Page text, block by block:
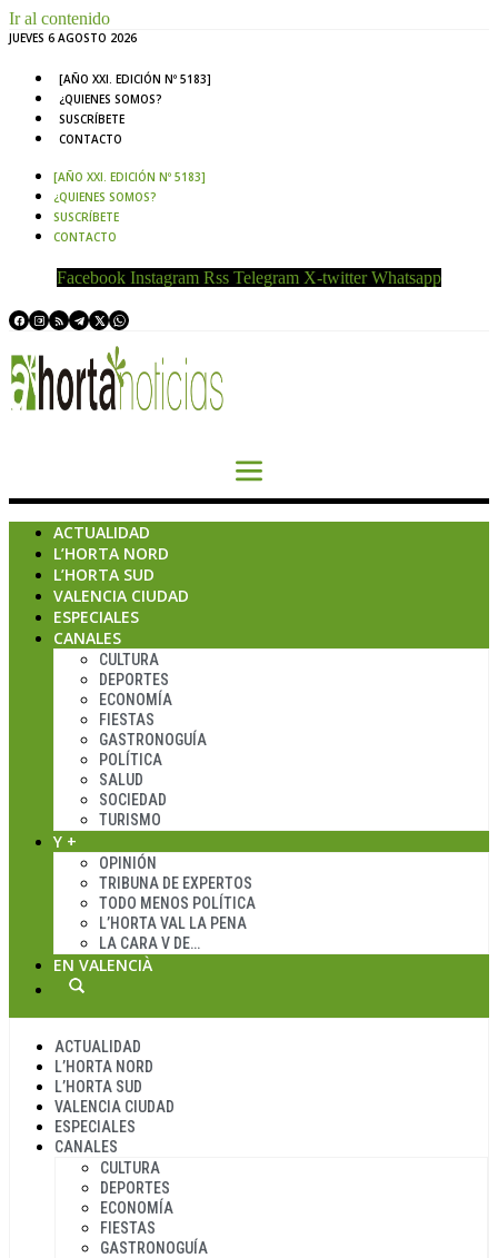
Ir al contenido
JUEVES 6 AGOSTO 2026
[AÑO XXI. EDICIÓN Nº 5183]
¿QUIENES SOMOS?
SUSCRÍBETE
CONTACTO
[AÑO XXI. EDICIÓN Nº 5183]
¿QUIENES SOMOS?
SUSCRÍBETE
CONTACTO
Facebook Instagram Rss Telegram X-twitter Whatsapp
ACTUALIDAD
L’HORTA NORD
L’HORTA SUD
VALENCIA CIUDAD
ESPECIALES
CANALES
CULTURA
DEPORTES
ECONOMÍA
FIESTAS
GASTRONOGUÍA
POLÍTICA
SALUD
SOCIEDAD
TURISMO
Y +
OPINIÓN
TRIBUNA DE EXPERTOS
TODO MENOS POLÍTICA
L’HORTA VAL LA PENA
LA CARA V DE…
EN VALENCIÀ
ACTUALIDAD
L’HORTA NORD
L’HORTA SUD
VALENCIA CIUDAD
ESPECIALES
CANALES
CULTURA
DEPORTES
ECONOMÍA
FIESTAS
GASTRONOGUÍA